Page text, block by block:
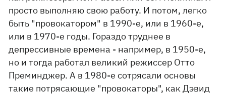
просто выполняю свою работу. И потом, легко
быть "провокатором" в 1990-е, или в 1960-е,
или в 1970-е годы. Гораздо труднее в
депрессивные времена - например, в 1950-е,
но и тогда работал великий режиссер Отто
Преминджер. А в 1980-е сотрясали основы
такие потрясающие "провокаторы", как Дэвид